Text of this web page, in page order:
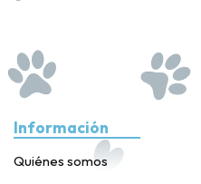
Información
Quiénes somos